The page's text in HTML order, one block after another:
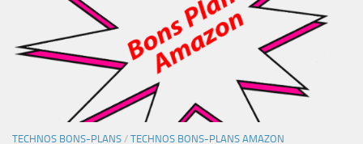
TECHNOS BONS-PLANS / TECHNOS BONS-PLANS AMAZON